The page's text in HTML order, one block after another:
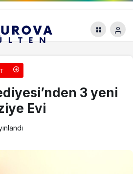
3 yeni
Evi
5 sanığın hapis cezası